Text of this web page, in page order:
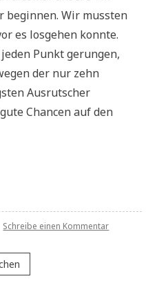
beginnen. Wir mussten
es losgehen konnte.
Punkt gerungen,
der nur zehn
Ausrutscher
Chancen auf den
Schreibe einen Kommentarzu